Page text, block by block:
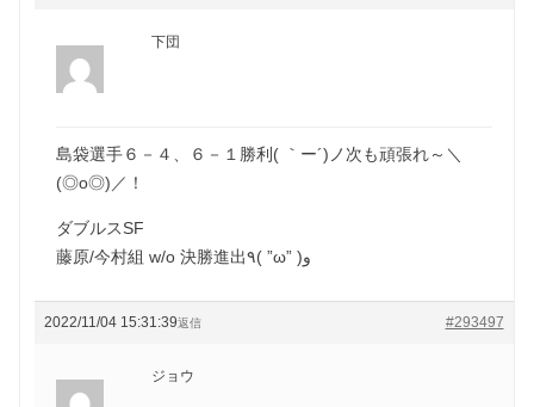
下団
島袋選手６－４、６－１勝利( ｀ー´)ノ次も頑張れ～＼
(◎o◎)／！
ダブルスSF
藤原/今村組 w/o 決勝進出٩( ”ω” )و
2022/11/04 15:31:39 #293497
返信
ジョウ